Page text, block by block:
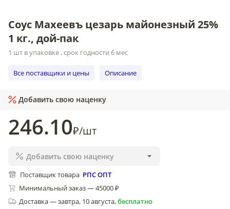
Соус Махеевъ цезарь майонезный 25%
1 кг., дой-пак
1 шт в упаковке , срок годности 6 мес
Все поставщики и цены Описание
Добавить свою наценку
246.10₽/шт
Добавить свою наценку
Поставщик товара РПС ОПТ
Минимальный заказ — 45000 ₽
Доставка—завтра, 10 августа,бесплатно